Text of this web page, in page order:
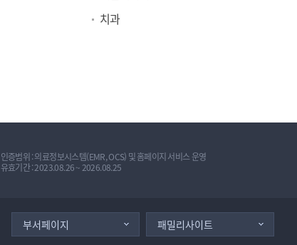
치과
정
보
인증범위 : 의료정보시스템(EMR, OCS) 및 홈페이지 서비스 운영
유효기간 : 2023.08.26 ~ 2026.08.25
부서페이지 패밀리사이트